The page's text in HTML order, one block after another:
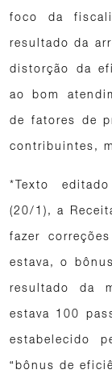
foco da
resultado da
distorção da
ao bom
de fatores de
contribuintes,
*Texto
(20/1), a
fazer
estava, o
resultado da
estava 100
estabelecido
“bônus de